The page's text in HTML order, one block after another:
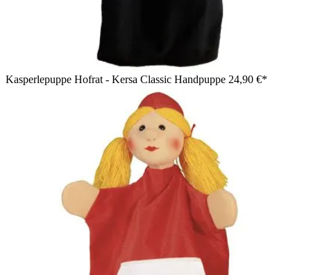
Kasperlepuppe Hofrat - Kersa Classic Handpuppe 24,90 €*